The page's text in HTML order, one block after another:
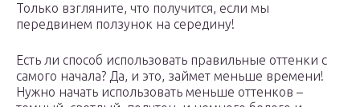
Только взгляните, что получится, если мы
передвинем ползунок на середину!
Есть ли способ использовать правильные оттенки с
самого начала? Да, и это, займет меньше времени!
Нужно начать использовать меньше оттенков –